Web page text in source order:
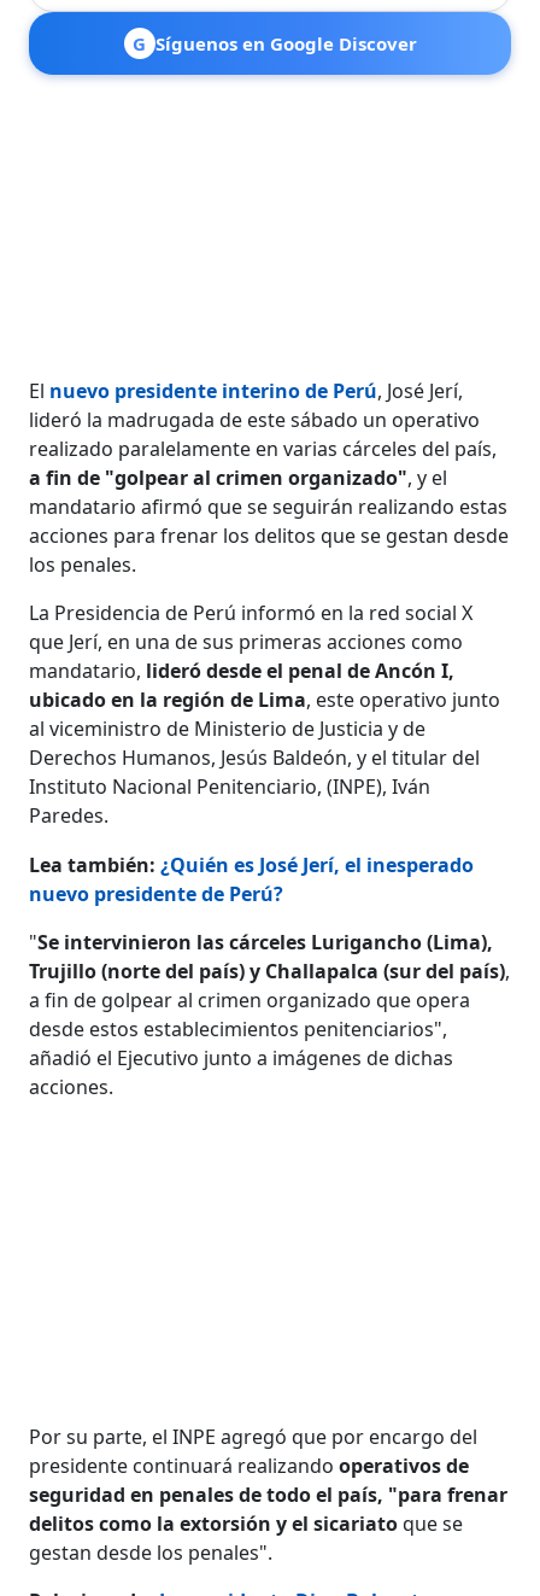
G Síguenos en Google Discover
El nuevo presidente interino de Perú, José Jerí,
lideró la madrugada de este sábado un operativo
realizado paralelamente en varias cárceles del país,
a fin de "golpear al crimen organizado", y el
mandatario afirmó que se seguirán realizando estas
acciones para frenar los delitos que se gestan desde
los penales.
La Presidencia de Perú informó en la red social X
que Jerí, en una de sus primeras acciones como
mandatario, lideró desde el penal de Ancón I,
ubicado en la región de Lima, este operativo junto
al viceministro de Ministerio de Justicia y de
Derechos Humanos, Jesús Baldeón, y el titular del
Instituto Nacional Penitenciario, (INPE), Iván
Paredes.
Lea también: ¿Quién es José Jerí, el inesperado
nuevo presidente de Perú?
"Se intervinieron las cárceles Lurigancho (Lima),
Trujillo (norte del país) y Challapalca (sur del país),
a fin de golpear al crimen organizado que opera
desde estos establecimientos penitenciarios",
añadió el Ejecutivo junto a imágenes de dichas
acciones.
Por su parte, el INPE agregó que por encargo del
presidente continuará realizando operativos de
seguridad en penales de todo el país, "para frenar
delitos como la extorsión y el sicariatoque se
gestan desde los penales".